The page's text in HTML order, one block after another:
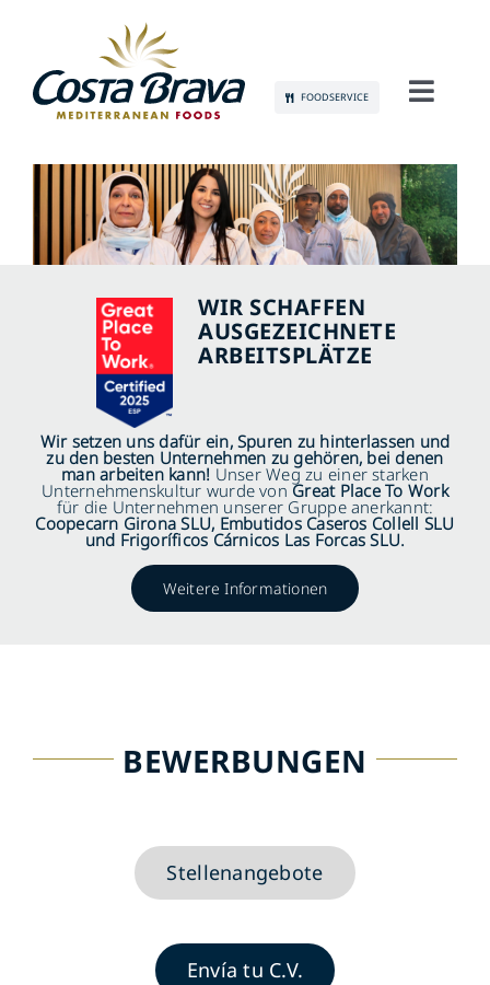
content
FOODSERVICE
NACHHALTIGKEIT
KOMMUNIKATION
KONTAKT
WIR SCHAFFEN
AUSGEZEICHNETE
ARBEITSPLÄTZE
Wir setzen uns dafür ein, Spuren zu hinterlassen und
zu den besten Unternehmen zu gehören, bei denen
man arbeiten kann! Unser Weg zu einer starken
Unternehmenskultur wurde vonGreat Place To Work
für die Unternehmen unserer Gruppe anerkannt:
Coopecarn Girona SLU, Embutidos Caseros Collell SLU
und Frigoríficos Cárnicos Las Forcas SLU.
Weitere Informationen
BEWERBUNGEN
Stellenangebote
Envía tu C.V.